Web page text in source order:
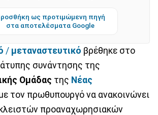
ως προτιμώμενη πηγή
στα αποτελέσματα Google
/ μεταναστευτικό βρέθηκε στο
συνάντησης της
Ομάδας της Νέας
τον πρωθυπουργό να ανακοινώνει
προαναχωρησιακών